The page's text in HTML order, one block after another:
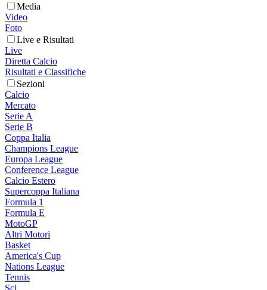
Media
Video
Foto
Live e Risultati
Live
Diretta Calcio
Risultati e Classifiche
Sezioni
Calcio
Mercato
Serie A
Serie B
Coppa Italia
Champions League
Europa League
Conference League
Calcio Estero
Supercoppa Italiana
Formula 1
Formula E
MotoGP
Altri Motori
Basket
America's Cup
Nations League
Tennis
Sci